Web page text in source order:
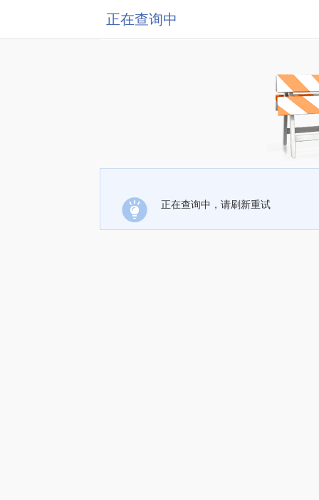
正在查询中
正在查询中，请刷新重试